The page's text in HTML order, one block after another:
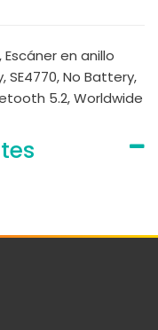
Escáner en anillo
SE4770, No Battery,
5.2, Worldwide